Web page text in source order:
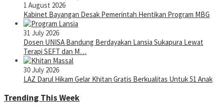
1 August 2026
Kabinet Bayangan Desak Pemerintah Hentikan Program MBG
31 July 2026
Dosen UNISA Bandung Berdayakan Lansia Sukapura Lewat
Terapi SEFT dan M…
30 July 2026
LAZ Darul Hikam Gelar Khitan Gratis Berkualitas Untuk 51 Anak
Trending This Week